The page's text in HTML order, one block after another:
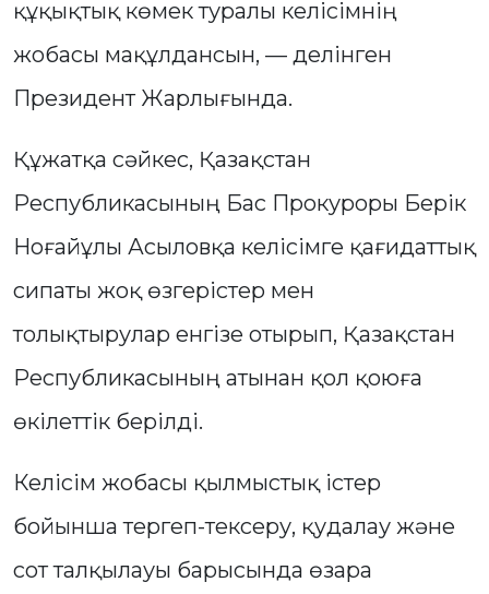
құқықтық көмек туралы келісімнің
жобасы мақұлдансын, — делінген
Президент Жарлығында.
Құжатқа сәйкес, Қазақстан
Республикасының Бас Прокуроры Берік
Ноғайұлы Асыловқа келісімге қағидаттық
сипаты жоқ өзгерістер мен
толықтырулар енгізе отырып, Қазақстан
Республикасының атынан қол қоюға
өкілеттік берілді.
Келісім жобасы қылмыстық істер
бойынша тергеп-тексеру, қудалау және
сот талқылауы барысында өзара